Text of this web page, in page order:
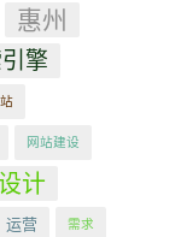
惠州
擎
网站建设
计
运营 需求